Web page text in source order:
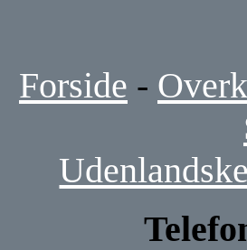
Forside -